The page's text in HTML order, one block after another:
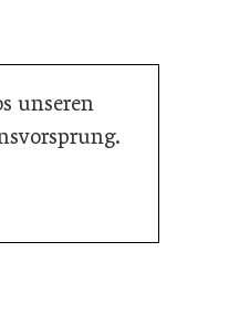
unseren